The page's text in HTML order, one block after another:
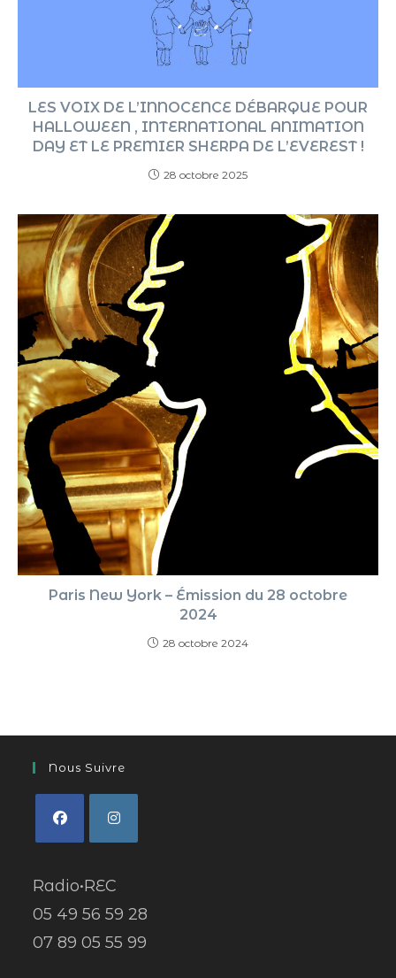
LES VOIX DE L’INNOCENCE DÉBARQUE POUR
HALLOWEEN , INTERNATIONAL ANIMATION
DAY ET LE PREMIER SHERPA DE L’EVEREST !
28 octobre 2025
Paris New York – Émission du 28 octobre
2024
28 octobre 2024
Nous Suivre
Radio•REC
05 49 56 59 28
07 89 05 55 99